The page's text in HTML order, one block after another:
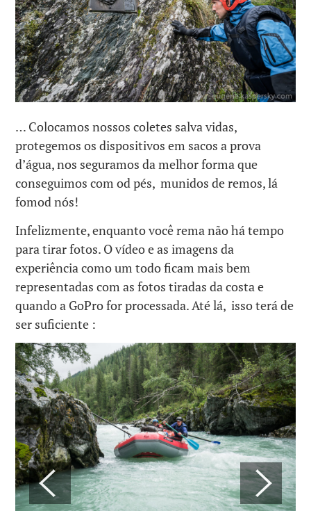
… Colocamos nossos coletes salva vidas,
protegemos os dispositivos em sacos a prova
d’água, nos seguramos da melhor forma que
conseguimos com od pés, munidos de remos, lá
fomod nós!
Infelizmente, enquanto você rema não há tempo
para tirar fotos. O vídeo e as imagens da
experiência como um todo ficam mais bem
representadas com as fotos tiradas da costa e
quando a GoPro for processada. Até lá, isso terá de
ser suficiente :